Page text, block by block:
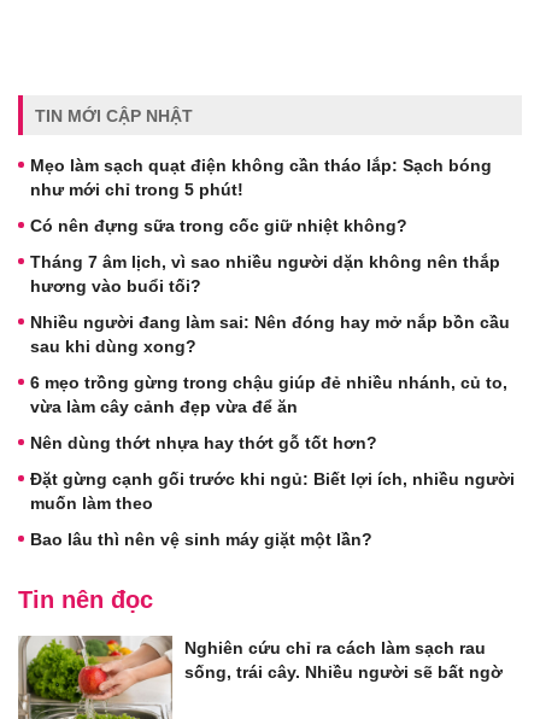
TIN MỚI CẬP NHẬT
Mẹo làm sạch quạt điện không cần tháo lắp: Sạch bóng
như mới chỉ trong 5 phút!
Có nên đựng sữa trong cốc giữ nhiệt không?
Tháng 7 âm lịch, vì sao nhiều người dặn không nên thắp
hương vào buổi tối?
Nhiều người đang làm sai: Nên đóng hay mở nắp bồn cầu
sau khi dùng xong?
6 mẹo trồng gừng trong chậu giúp đẻ nhiều nhánh, củ to,
vừa làm cây cảnh đẹp vừa để ăn
Nên dùng thớt nhựa hay thớt gỗ tốt hơn?
Đặt gừng cạnh gối trước khi ngủ: Biết lợi ích, nhiều người
muốn làm theo
Bao lâu thì nên vệ sinh máy giặt một lần?
Tin nên đọc
Nghiên cứu chỉ ra cách làm sạch rau
sống, trái cây. Nhiều người sẽ bất ngờ